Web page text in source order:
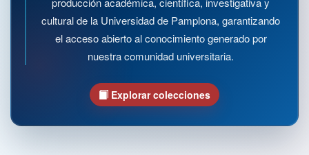
cultural de la Universidad de Pamplona, garantizando
el acceso abierto al conocimiento generado por
nuestra comunidad universitaria.
Explorar colecciones